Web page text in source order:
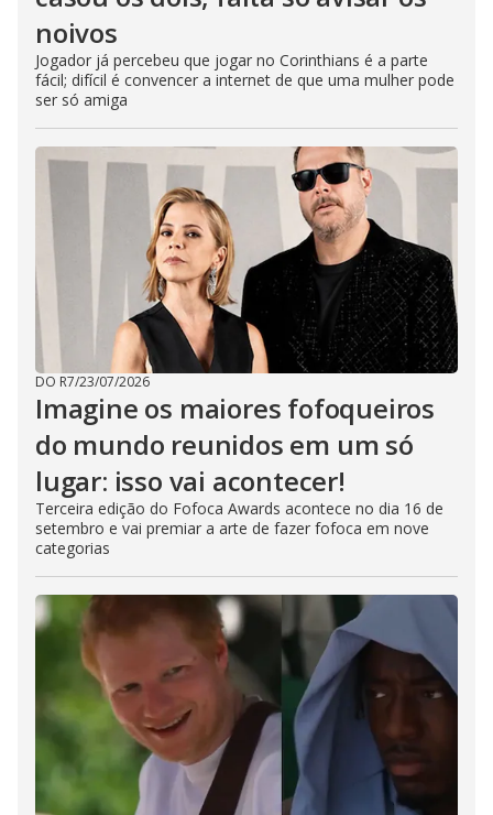
noivos
Jogador já percebeu que jogar no Corinthians é a parte
fácil; difícil é convencer a internet de que uma mulher pode
ser só amiga
DO R7/23/07/2026
Imagine os maiores fofoqueiros
do mundo reunidos em um só
lugar: isso vai acontecer!
Terceira edição do Fofoca Awards acontece no dia 16 de
setembro e vai premiar a arte de fazer fofoca em nove
categorias